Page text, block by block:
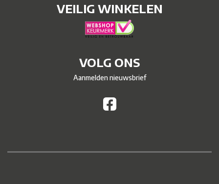
VEILIG WINKELEN
VOLG ONS
Aanmelden nieuwsbrief